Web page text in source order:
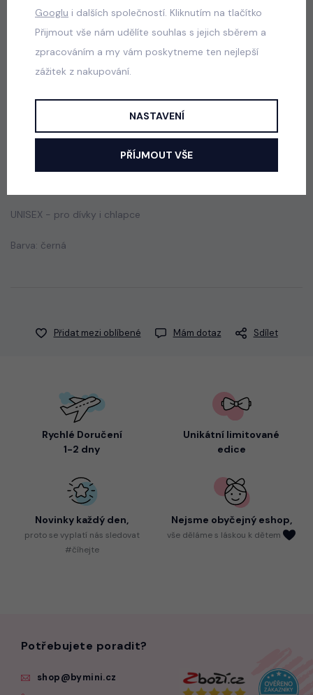
PREMIUM triko Jeep khakigrey
skladem
165 Kč
Popis Jak vybrat správnou velikost?
UNISEX - pro dívky i chlapce
Barva: černá
Přidat mezi oblíbené Mám dotaz Sdílet
Rychlé Doručení
1-2 dny
Unikátní limitované
edice
Novinky každý den,
protose vyplatí nás sledovat
#číhejte
Nejsme obyčejný eshop,
vše děláme s láskou k dětem
Potřebujete poradit?
shop@bymini.cz
Googlu i dalších společností. Kliknutím na tlačítko
Přijmout vše nám udělíte souhlas s jejich sběrem a
zpracováním a my vám poskytneme ten nejlepší
zážitek z nakupování.
NASTAVENÍ
PŘÍJMOUT VŠE